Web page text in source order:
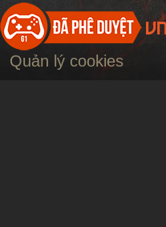
Quản lý cookies